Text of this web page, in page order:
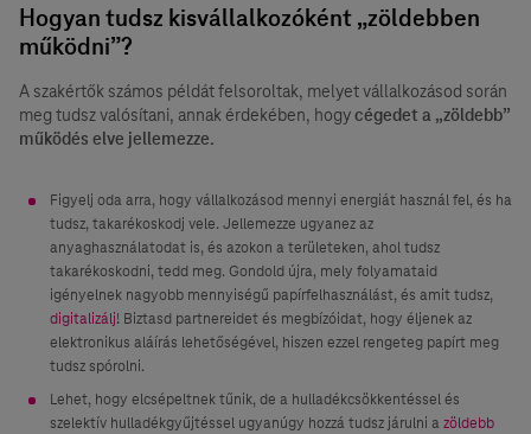
Hogyan tudsz kisvállalkozóként „zöldebben
működni”?
A szakértők számos példát felsoroltak, melyet vállalkozásod során
meg tudsz valósítani, annak érdekében, hogycégedet a „zöldebb”
működés elve jellemezze.
Figyelj oda arra, hogy vállalkozásod mennyi energiát használ fel, és ha
tudsz, takarékoskodj vele. Jellemezze ugyanez az
anyaghasználatodat is, és azokon a területeken, ahol tudsz
takarékoskodni, tedd meg. Gondold újra, mely folyamataid
igényelnek nagyobb mennyiségű papírfelhasználást, és amit tudsz,
digitalizálj! Biztasd partnereidet és megbízóidat, hogy éljenek az
elektronikus aláírás lehetőségével, hiszen ezzel rengeteg papírt meg
tudsz spórolni.
Lehet, hogy elcsépeltnek tűnik, de a hulladékcsökkentéssel és
szelektív hulladékgyűjtéssel ugyanúgy hozzá tudsz járulni a zöldebb